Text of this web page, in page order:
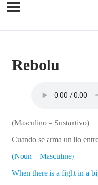
Rebolu
(Masculino – Sustantivo)
Cuando se arma un lio
(Noun – Masculine)
When there is a fight in a